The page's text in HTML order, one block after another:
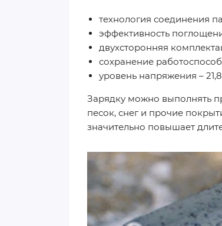
технология соединения
эффективность
двухсторонняя
сохранение
уровень напряжения –
Зарядку можно выполнять
песок, снег и прочие
значительно повышает